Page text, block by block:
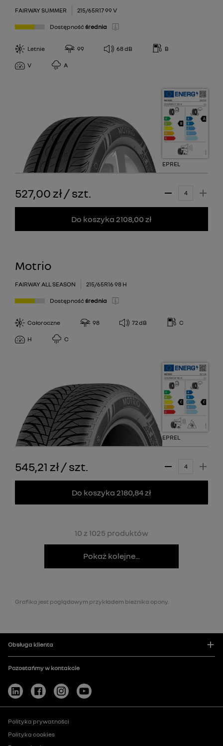
FAIRWAY SUMMER 215/65R17 99 V
Dostępność średnia
Letnie 99 68dB B
V A
EPREL
527,00 zł/szt.
Do koszyka 2108,00 zł
Motrio
FAIRWAY ALL SEASON 215/65R16 98 H
Dostępność średnia
Całoroczne 98 72dB C
H C
EPREL
545,21 zł/szt.
Do koszyka 2180,84 zł
10 z 1025 produktów
Pokaż kolejne...
Grafika jest poglądowym przykładem bieżnika opony.
Obsługa klienta
Pozostańmy w kontakcie
Polityka prywatności
Polityka cookies